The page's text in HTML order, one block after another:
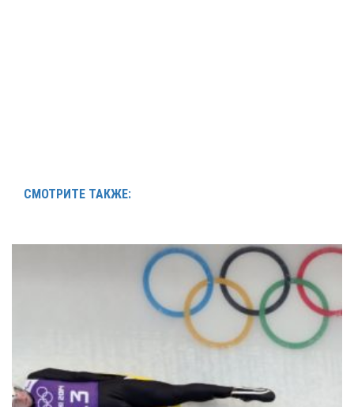
СМОТРИТЕ ТАКЖЕ: